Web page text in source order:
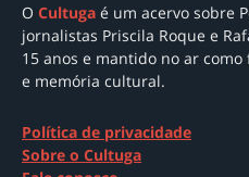
O Cultuga é um acervo sobre
jornalistas Priscila Roque e
15 anos e mantido no ar como
e memória cultural.
Política de privacidade
Sobre o Cultuga